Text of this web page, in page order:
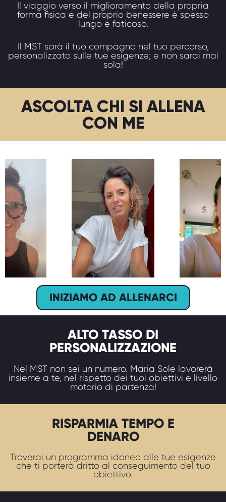
Il viaggio verso il miglioramento della propria
forma fisica e del proprio benessere è spesso
lungo e faticoso.
Il MST sarà il tuo compagno nel tuo percorso,
personalizzato sulle tue esigenze; e non sarai mai
sola!
ASCOLTA CHI SI ALLENA
CON ME
INIZIAMO AD ALLENARCI
ALTO TASSO DI
PERSONALIZZAZIONE
Nel MST non sei un numero. Maria Sole lavorerà
insieme a te, nel rispetto dei tuoi obiettivi e livello
motorio di partenza!
RISPARMIA TEMPO E
DENARO
Troverai un programma idoneo alle tue esigenze
che ti porterà dritto al conseguimento del tuo
obiettivo.